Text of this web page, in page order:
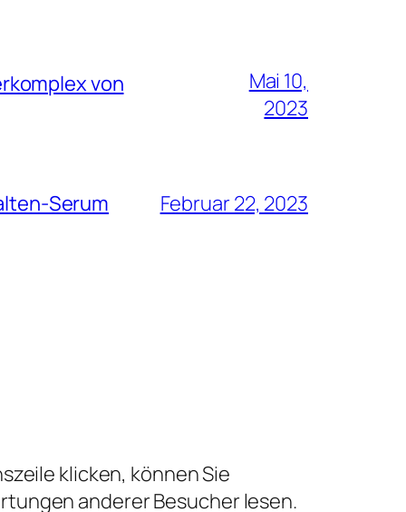
von
Mai 10,
2023
Serum Februar 22, 2023
klicken, können Sie
anderer Besucher lesen.